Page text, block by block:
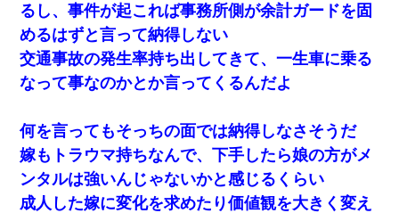
るし、事件が起これば事務所側が余計ガードを固
めるはずと言って納得しない
交通事故の発生率持ち出してきて、一生車に乗る
なって事なのかとか言ってくるんだよ
何を言ってもそっちの面では納得しなさそうだ
嫁もトラウマ持ちなんで、下手したら娘の方がメ
ンタルは強いんじゃないかと感じるくらい
成人した嫁に変化を求めたり価値観を大きく変え